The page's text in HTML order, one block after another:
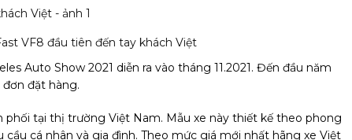
VF8 đầu tiên đến tay khách Việt
Auto Show 2021 diễn ra vào tháng 11.2021. Đến đầu năm
đơn đặt hàng.
phối tại thị trường Việt Nam. Mẫu xe này thiết kế theo phong
cá nhân và gia đình. Theo mức giá mới nhất hãng xe Việt